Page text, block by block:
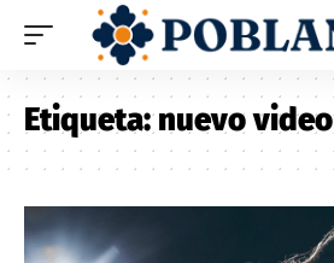
Etiqueta:nuevo video